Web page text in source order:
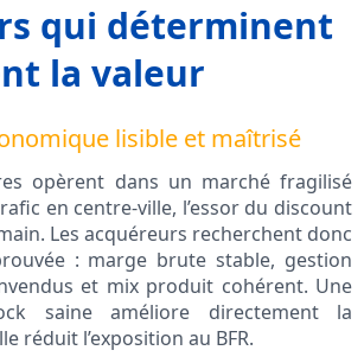
qui déterminent
la valeur
lisible et maîtrisé
opèrent dans un marché fragilisé
en centre-ville, l’essor du discount
Les acquéreurs recherchent donc
: marge brute stable, gestion
et mix produit cohérent. Une
saine améliore directement la
réduit l’exposition au BFR.